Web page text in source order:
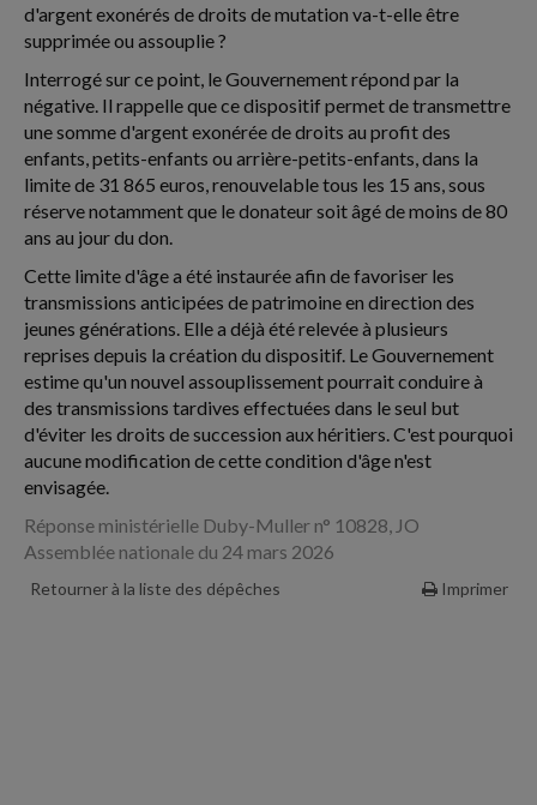
d'argent exonérés de droits de mutation va-t-elle être
supprimée ou assouplie ?
Interrogé sur ce point, le Gouvernement répond par la
négative. Il rappelle que ce dispositif permet de transmettre
une somme d'argent exonérée de droits au profit des
enfants, petits-enfants ou arrière-petits-enfants, dans la
limite de 31 865 euros, renouvelable tous les 15 ans, sous
réserve notamment que le donateur soit âgé de moins de 80
ans au jour du don.
Cette limite d'âge a été instaurée afin de favoriser les
transmissions anticipées de patrimoine en direction des
jeunes générations. Elle a déjà été relevée à plusieurs
reprises depuis la création du dispositif. Le Gouvernement
estime qu'un nouvel assouplissement pourrait conduire à
des transmissions tardives effectuées dans le seul but
d'éviter les droits de succession aux héritiers. C'est pourquoi
aucune modification de cette condition d'âge n'est
envisagée.
Réponse ministérielle Duby-Muller n° 10828, JO
Assemblée nationale du 24 mars 2026
Retourner à la liste des dépêches Imprimer